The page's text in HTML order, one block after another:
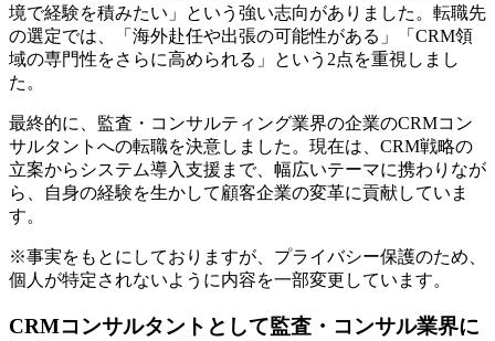
境で経験を積みたい」という強い志向がありました。転職先
の選定では、「海外赴任や出張の可能性がある」「CRM領
域の専門性をさらに高められる」という2点を重視しまし
た。
最終的に、監査・コンサルティング業界の企業のCRMコン
サルタントへの転職を決意しました。現在は、CRM戦略の
立案からシステム導入支援まで、幅広いテーマに携わりなが
ら、自身の経験を生かして顧客企業の変革に貢献していま
す。
※事実をもとにしておりますが、プライバシー保護のため、
個人が特定されないように内容を一部変更しています。
CRMコンサルタントとして監査・コンサル業界に